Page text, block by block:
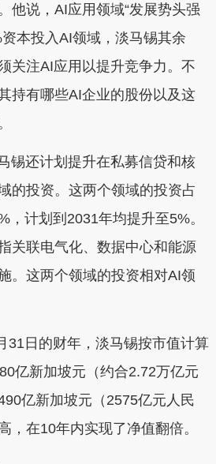
他说，AI应用领域“发展势头强
本投入AI领域，淡马锡其余
关注AI应用以提升竞争力。不
持有哪些AI企业的股份以及这
锡还计划提升在私募信贷和核
的投资。这两个领域的投资占
，计划到2031年均提升至5%。
关联电气化、数据中心和能源
。这两个领域的投资相对AI领
31日的财年，淡马锡按市值计算
亿新加坡元（约合2.72万亿元
亿新加坡元（2575亿元人民
，在10年内实现了净值翻倍。